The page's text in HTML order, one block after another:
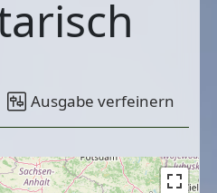
Ausgabe verfeinern